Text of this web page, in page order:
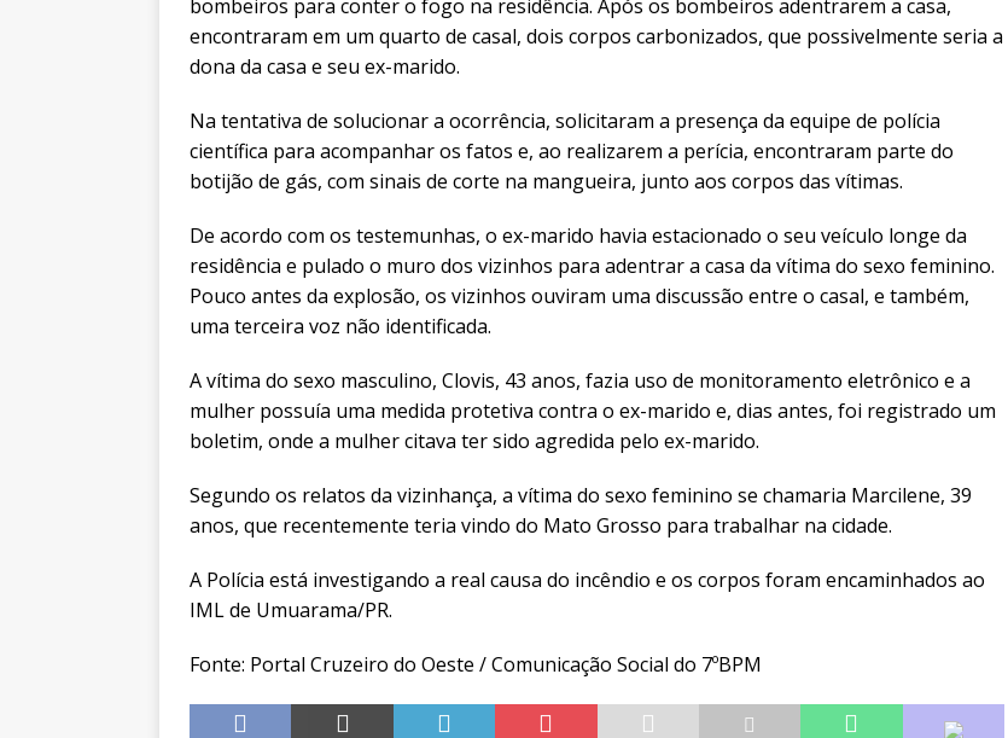
bombeiros para conter o fogo na residência. Após os bombeiros adentrarem a casa,
encontraram em um quarto de casal, dois corpos carbonizados, que possivelmente seria a
dona da casa e seu ex-marido.
Na tentativa de solucionar a ocorrência, solicitaram a presença da equipe de polícia
científica para acompanhar os fatos e, ao realizarem a perícia, encontraram parte do
botijão de gás, com sinais de corte na mangueira, junto aos corpos das vítimas.
De acordo com os testemunhas, o ex-marido havia estacionado o seu veículo longe da
residência e pulado o muro dos vizinhos para adentrar a casa da vítima do sexo feminino.
Pouco antes da explosão, os vizinhos ouviram uma discussão entre o casal, e também,
uma terceira voz não identificada.
A vítima do sexo masculino, Clovis, 43 anos, fazia uso de monitoramento eletrônico e a
mulher possuía uma medida protetiva contra o ex-marido e, dias antes, foi registrado um
boletim, onde a mulher citava ter sido agredida pelo ex-marido.
Segundo os relatos da vizinhança, a vítima do sexo feminino se chamaria Marcilene, 39
anos, que recentemente teria vindo do Mato Grosso para trabalhar na cidade.
A Polícia está investigando a real causa do incêndio e os corpos foram encaminhados ao
IML de Umuarama/PR.
Fonte: Portal Cruzeiro do Oeste / Comunicação Social do 7ºBPM